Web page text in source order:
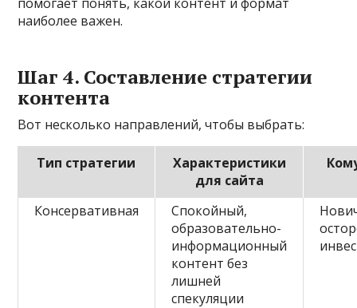
наиболее важен.
Шаг 4. Составление стратегии
контента
Вот несколько направлений, чтобы выбрать:
Тип стратегии
Характеристики
для сайта
Консервативная
Спокойный,
образовательно-
информационный
контент без
лишней
спекуляции